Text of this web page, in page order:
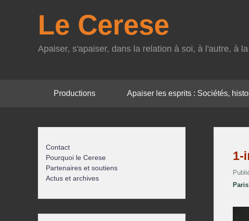
Le Cerese
Apaiser, s'apaiser, dans la relation à soi, à l'autre, à
Productions Apaiser les esprits : Sociétés,
1-
Contact
Pourquoi le Cerese
Partenaires et soutiens
Actus et archives